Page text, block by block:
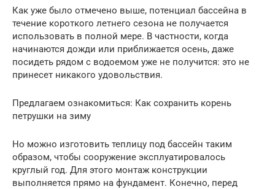
Как уже было отмечено выше, потенциал бассейна в
течение короткого летнего сезона не получается
использовать в полной мере. В частности, когда
начинаются дожди или приближается осень, даже
посидеть рядом с водоемом уже не получится: это не
принесет никакого удовольствия.
Предлагаем ознакомиться: Как сохранить корень
петрушки на зиму
Но можно изготовить теплицу под бассейн таким
образом, чтобы сооружение эксплуатировалось
круглый год. Для этого монтаж конструкции
выполняется прямо на фундамент. Конечно, перед